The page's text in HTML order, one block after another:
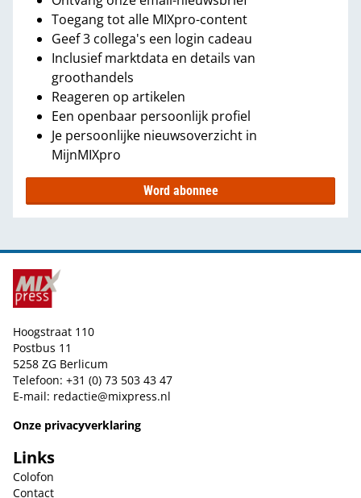
Toegang tot alle MIXpro-content
Geef 3 collega's een login cadeau
Inclusief marktdata en details van
groothandels
Reageren op artikelen
Een openbaar persoonlijk profiel
Je persoonlijke nieuwsoverzicht in
MijnMIXpro
Word abonnee
Hoogstraat 110
Postbus 11
5258 ZG Berlicum
Telefoon: +31 (0) 73 503 43 47
E-mail: redactie@mixpress.nl
Onze privacyverklaring
Links
Colofon
Contact